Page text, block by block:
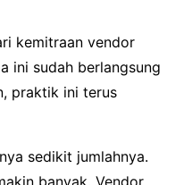
kemitraan vendor
ini sudah berlangsung
praktik ini terus
sedikit jumlahnya.
banyak. Vendor